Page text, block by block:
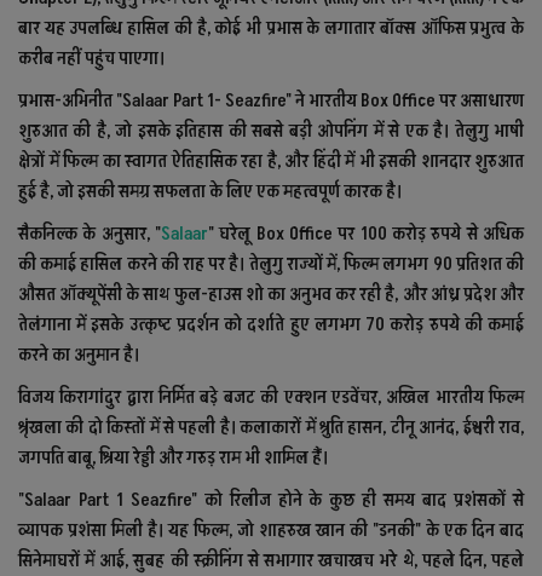
बार यह उपलब्धि हासिल की है, कोई भी प्रभास के लगातार बॉक्स ऑफिस प्रभुत्व के
करीब नहीं पहुंच पाएगा।
प्रभास-अभिनीत "Salaar Part 1- Seazfire" ने भारतीय Box Office पर असाधारण
शुरुआत की है, जो इसके इतिहास की सबसे बड़ी ओपनिंग में से एक है। तेलुगु भाषी
क्षेत्रों में फिल्म का स्वागत ऐतिहासिक रहा है, और हिंदी में भी इसकी शानदार शुरुआत
हुई है, जो इसकी समग्र सफलता के लिए एक महत्वपूर्ण कारक है।
सैकनिल्क के अनुसार, "Salaar" घरेलू Box Office पर 100 करोड़ रुपये से अधिक
की कमाई हासिल करने की राह पर है। तेलुगु राज्यों में, फिल्म लगभग 90 प्रतिशत की
औसत ऑक्यूपेंसी के साथ फुल-हाउस शो का अनुभव कर रही है, और आंध्र प्रदेश और
तेलंगाना में इसके उत्कृष्ट प्रदर्शन को दर्शाते हुए लगभग 70 करोड़ रुपये की कमाई
करने का अनुमान है।
विजय किरागांदुर द्वारा निर्मित बड़े बजट की एक्शन एडवेंचर, अखिल भारतीय फिल्म
श्रृंखला की दो किस्तों में से पहली है। कलाकारों में श्रुति हासन, टीनू आनंद, ईश्वरी राव,
जगपति बाबू, श्रिया रेड्डी और गरुड़ राम भी शामिल हैं।
"Salaar Part 1 Seazfire" को रिलीज होने के कुछ ही समय बाद प्रशंसकों से
व्यापक प्रशंसा मिली है। यह फिल्म, जो शाहरुख खान की "डनकी" के एक दिन बाद
सिनेमाघरों में आई, सुबह की स्क्रीनिंग से सभागार खचाखच भरे थे, पहले दिन, पहले